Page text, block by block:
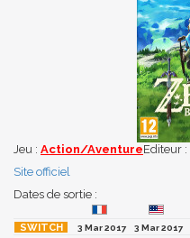
Jeu : Action/AventureEditeur :
Site officiel
Dates de sortie :
3 Mar 2017 3 Mar 2017